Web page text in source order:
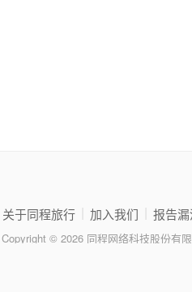
关于同程旅行 加入我们 报告漏
Copyright © 2026 同程网络科技股份有